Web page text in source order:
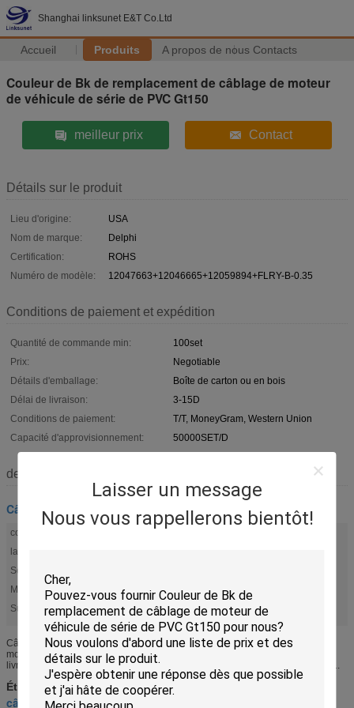
Shanghai linksunet E&T Co.Ltd
Accueil Produits A propos de nous Contacts
Laisser un message
Nous vous rappellerons bientôt!
Couleur de Bk de remplacement de câblage de moteur
de véhicule de série de PVC Gt150
meilleur prix Contact
Détails sur le produit
Lieu d'origine:
USA
Nom de marque:
Delphi
Certification:
ROHS
Numéro de modèle:
12047663+12046665+12059894+FLRY-B-0.35
Conditions de paiement et expédition
Quantité de commande min:
100set
Prix:
Negotiable
Détails d'emballage:
Boîte de carton ou en bois
Délai de livraison:
3-15D
Conditions de paiement:
T/T, MoneyGram, Western Union
Capacité d'approvisionnement:
50000SET/D
description de
Câblage de moteur
couleur:
bk
lancement:
Série:
Matériel de fil:
PVC
Surligner:
câblage d'échange de moteur ,harnais de câble de moteur
Câblage de GT150 2P/matériel des véhicules à moteur PA6 câblage de
moteur/FLRY-B-0.35 /Housing Delphes logeant 12047663 7K courants la 1
livraison de jours Serrure 12047665 28.8k courant de logement de Delphes ...
Étiquettes:harnais de câble de moteur
câblage d'échange de moteur